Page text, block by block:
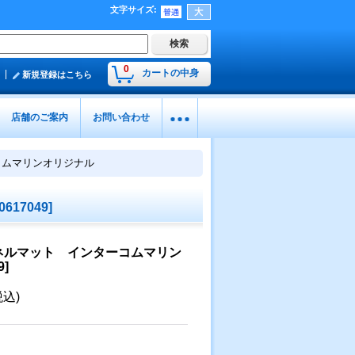
文字サイズ:
0 カートの中身
新規登録はこちら
店舗のご案内 お問い合わせ
マリンオリジナル
]
マット インターコムマリン
]
込)